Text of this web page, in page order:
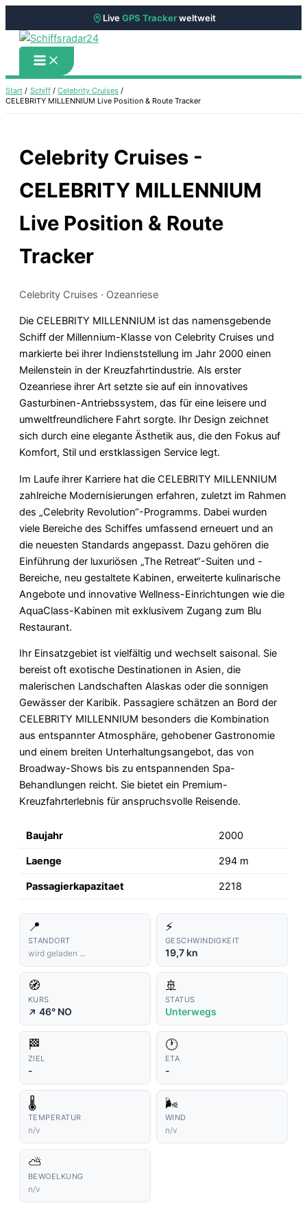
LiveGPS Trackerweltweit
Zum
Start Schiff
Celebrity Cruises
CELEBRITY MILLENNIUM Live Position & Route Tracker
Celebrity Cruises -
CELEBRITY MILLENNIUM
Live Position & Route
Tracker
Celebrity Cruises · Ozeanriese
Die CELEBRITY MILLENNIUM ist das namensgebende
Schiff der Millennium-Klasse von Celebrity Cruises und
markierte bei ihrer Indienststellung im Jahr 2000 einen
Meilenstein in der Kreuzfahrtindustrie. Als erster
Ozeanriese ihrer Art setzte sie auf ein innovatives
Gasturbinen-Antriebssystem, das für eine leisere und
umweltfreundlichere Fahrt sorgte. Ihr Design zeichnet
sich durch eine elegante Ästhetik aus, die den Fokus auf
Komfort, Stil und erstklassigen Service legt.
Im Laufe ihrer Karriere hat die CELEBRITY MILLENNIUM
zahlreiche Modernisierungen erfahren, zuletzt im Rahmen
des „Celebrity Revolution“-Programms. Dabei wurden
viele Bereiche des Schiffes umfassend erneuert und an
die neuesten Standards angepasst. Dazu gehören die
Einführung der luxuriösen „The Retreat“-Suiten und -
Bereiche, neu gestaltete Kabinen, erweiterte kulinarische
Angebote und innovative Wellness-Einrichtungen wie die
AquaClass-Kabinen mit exklusivem Zugang zum Blu
Restaurant.
Ihr Einsatzgebiet ist vielfältig und wechselt saisonal. Sie
bereist oft exotische Destinationen in Asien, die
malerischen Landschaften Alaskas oder die sonnigen
Gewässer der Karibik. Passagiere schätzen an Bord der
CELEBRITY MILLENNIUM besonders die Kombination
aus entspannter Atmosphäre, gehobener Gastronomie
und einem breiten Unterhaltungsangebot, das von
Broadway-Shows bis zu entspannenden Spa-
Behandlungen reicht. Sie bietet ein Premium-
Kreuzfahrterlebnis für anspruchsvolle Reisende.
Baujahr 2000
Laenge 294 m
Passagierkapazitaet 2218
📍
STANDORT
wird geladen ...
⚡
GESCHWINDIGKEIT
19,7 kn
🧭
KURS
↑46° NO
🚢
STATUS
Unterwegs
🏁
ZIEL
-
🕐
ETA
-
🌡️
TEMPERATUR
n/v
🌬️
WIND
n/v
⛅
BEWOELKUNG
n/v